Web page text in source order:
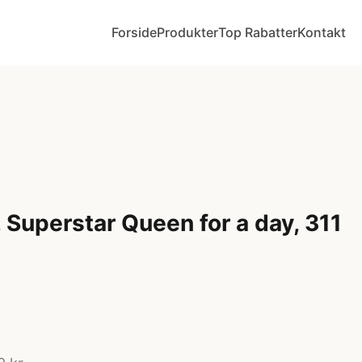
ForsideProdukterTop RabatterKontakt
Queen for a day, 311